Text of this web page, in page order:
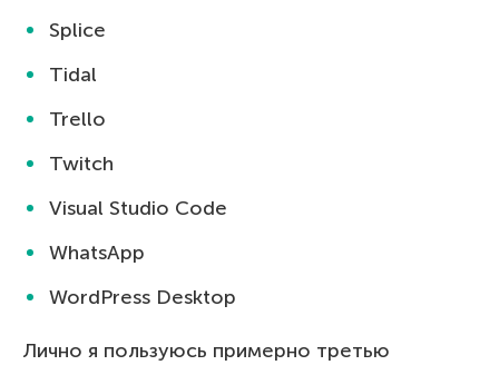
Splice
Tidal
Trello
Twitch
Visual Studio Code
WhatsApp
WordPress Desktop
Лично я пользуюсь примерно третью